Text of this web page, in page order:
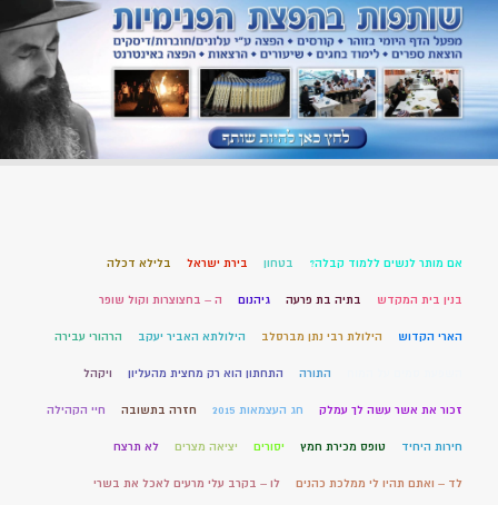
אם מותר לנשים ללמוד קבלה? בטחון בירת ישראל בלילא דכלה
בנין בית המקדש בתיה בת פרעה גיהנום ה – בחצוצרות וקול שופר
הארי הקדוש הילולת רבי נתן מברסלב הילולתא האביר יעקב הרהורי עבירה
התורה התחתון הוא רק מחצית מהעליון ויקהל
זכור את אשר עשה לך עמלק חג העצמאות 2015 חזרה בתשובה חיי הקהילה
חירות היחיד טופס מכירת חמץ יסורים יציאה מצרים לא תרצח
לד – ואתם תהיו לי ממלכת כהנים לו – בקרב עלי מרעים לאכל את בשרי